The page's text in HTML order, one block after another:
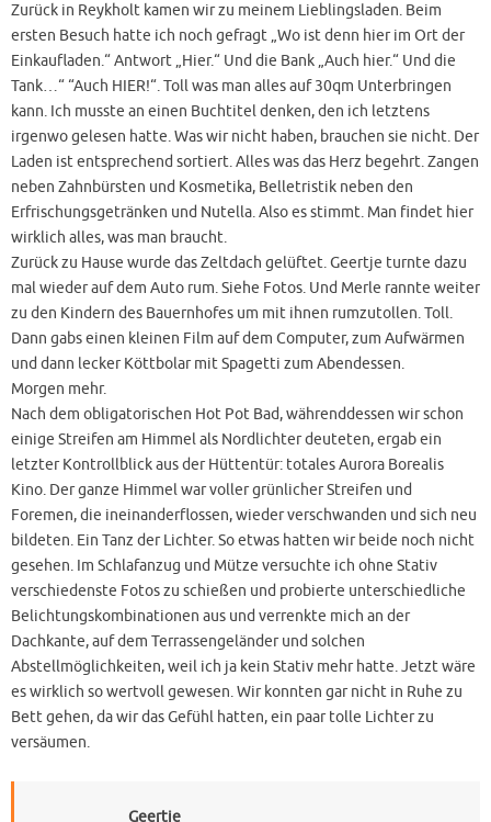
Zurück in Reykholt kamen wir zu meinem Lieblingsladen. Beim
ersten Besuch hatte ich noch gefragt „Wo ist denn hier im Ort der
Einkaufladen.“ Antwort „Hier.“ Und die Bank „Auch hier.“ Und die
Tank…“ “Auch HIER!“. Toll was man alles auf 30qm Unterbringen
kann. Ich musste an einen Buchtitel denken, den ich letztens
irgenwo gelesen hatte. Was wir nicht haben, brauchen sie nicht. Der
Laden ist entsprechend sortiert. Alles was das Herz begehrt. Zangen
neben Zahnbürsten und Kosmetika, Belletristik neben den
Erfrischungsgetränken und Nutella. Also es stimmt. Man findet hier
wirklich alles, was man braucht.
Zurück zu Hause wurde das Zeltdach gelüftet. Geertje turnte dazu
mal wieder auf dem Auto rum. Siehe Fotos. Und Merle rannte weiter
zu den Kindern des Bauernhofes um mit ihnen rumzutollen. Toll.
Dann gabs einen kleinen Film auf dem Computer, zum Aufwärmen
und dann lecker Köttbolar mit Spagetti zum Abendessen.
Morgen mehr.
Nach dem obligatorischen Hot Pot Bad, währenddessen wir schon
einige Streifen am Himmel als Nordlichter deuteten, ergab ein
letzter Kontrollblick aus der Hüttentür: totales Aurora Borealis
Kino. Der ganze Himmel war voller grünlicher Streifen und
Foremen, die ineinanderflossen, wieder verschwanden und sich neu
bildeten. Ein Tanz der Lichter. So etwas hatten wir beide noch nicht
gesehen. Im Schlafanzug und Mütze versuchte ich ohne Stativ
verschiedenste Fotos zu schießen und probierte unterschiedliche
Belichtungskombinationen aus und verrenkte mich an der
Dachkante, auf dem Terrassengeländer und solchen
Abstellmöglichkeiten, weil ich ja kein Stativ mehr hatte. Jetzt wäre
es wirklich so wertvoll gewesen. Wir konnten gar nicht in Ruhe zu
Bett gehen, da wir das Gefühl hatten, ein paar tolle Lichter zu
versäumen.
Geertje